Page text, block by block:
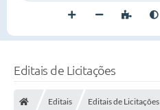
Editais de Licitações
Editais Editais de Licitações